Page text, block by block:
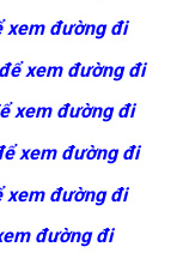
xem đường đi
xem đường đi
xem đường đi
xem đường đi
xem đường đi
đường đi